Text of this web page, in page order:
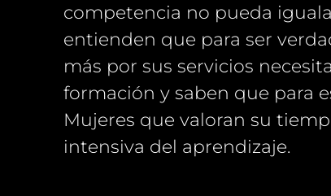
competencia no pueda
entienden que para ser
más por sus servicios
formación y saben que para
Mujeres que valoran su
intensiva del aprendizaje.